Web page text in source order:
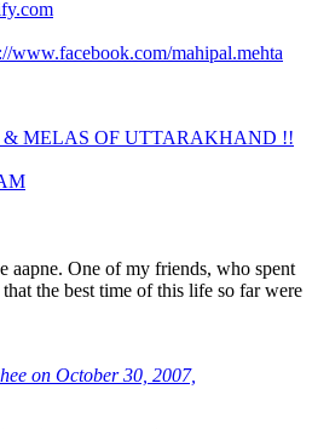
www.facebook.com/mahipal.mehta
& MELAS OF UTTARAKHAND !!
aapne. One of my friends, who spent
the best time of this life so far were
on October 30, 2007,